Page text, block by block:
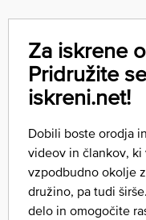
Za iskrene
Pridružite
iskreni.net!
Dobili boste orodja
videov in člankov, ki
vzpodbudno okolje
družino, pa tudi
delo in omogočite